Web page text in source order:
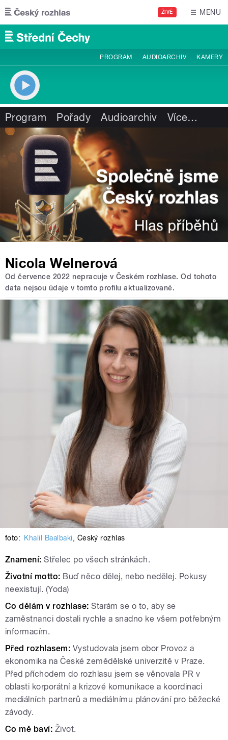
Přejít k hlavnímu obsahu
ŽIVĚ MENU
PROGRAM AUDIOARCHIV KAMERY
Program Pořady Audioarchiv Více…
Nicola Welnerová
Od července 2022 nepracuje v Českém rozhlase. Od tohoto
data nejsou údaje v tomto profilu aktualizované.
foto: Khalil Baalbaki, Český rozhlas
Znamení:Střelec po všech stránkách.
Životní motto: Buď něco dělej, nebo nedělej. Pokusy
neexistují. (Yoda)
Co dělám v rozhlase:Starám se o to, aby se
zaměstnanci dostali rychle a snadno ke všem potřebným
informacím.
Před rozhlasem: Vystudovala jsem obor Provoz a
ekonomika na České zemědělské univerzitě v Praze.
Před příchodem do rozhlasu jsem se věnovala PR v
oblasti korporátní a krizové komunikace a koordinaci
mediálních partnerů a mediálnímu plánování pro běžecké
závody.
Co mě baví: Život.